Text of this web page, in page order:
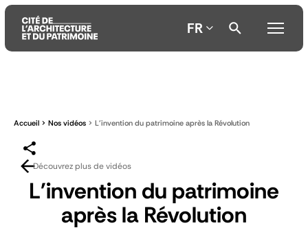
contenu
menu
FR
Accueil Nos vidéos L'invention du patrimoine après la Révolution
Découvrez plus de vidéos
L'invention du patrimoine
après la Révolution